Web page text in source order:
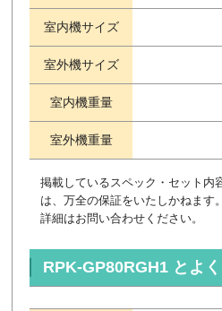
室内機サイズ
室外機サイズ
室内機重量
室外機重量
掲載しているスペック・セット内
は、万全の保証をいたしかねます。
詳細はお問い合わせください。
RPK-GP80RGH1 とよ